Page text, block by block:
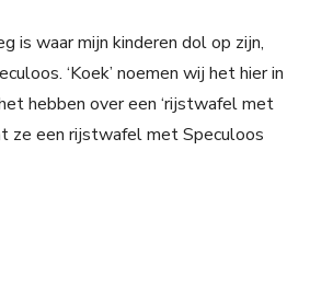
is waar mijn kinderen dol op zijn,
‘Koek’ noemen wij het hier in
hebben over een ‘rijstwafel met
ze een rijstwafel met Speculoos